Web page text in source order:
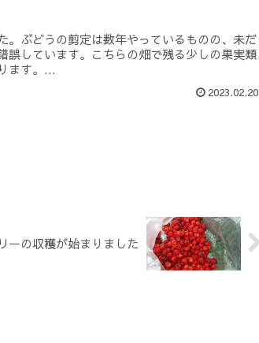
。ぶどうの剪定は数年やっているものの、未だ
誤しています。こちらの畑で残る少しの果実類
ます。...
2023.02.20
ーの収穫が始まりました